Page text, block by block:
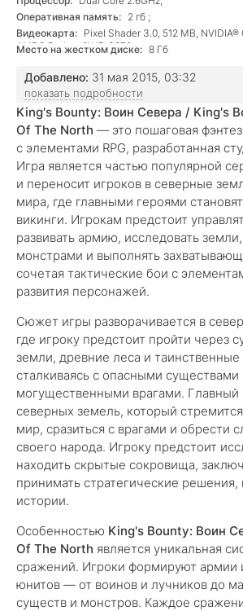
Оперативная память: 2 гб ;
Видеокарта: Pixel Shader 3.0, 512 MB,
AMD® Radeon™ HD 3870 ;
Место на жестком диске: 8 Гб
Добавлено: 31 мая 2015, 03:32
показать подробности
King's Bounty: Воин Севера / King's
Of The North — это пошаговая
с элементами RPG, разработанная
Игра является частью популярной
и переносит игроков в северные
мира, где главными героями
викинги. Игрокам предстоит
развивать армию, исследовать
монстрами и выполнять
сочетая тактические бои с
развития персонажей.
Сюжет игры разворачивается в
где игроку предстоит пройти через
земли, древние леса и
сталкиваясь с опасными существами
могущественными врагами.
северных земель, который
мир, сразиться с врагами и обрести
своего народа. Игроку предстоит
находить скрытые сокровища,
принимать стратегические
истории.
Особенностью King's Bounty: Воин
Of The North является уникальная
сражений. Игроки формируют армии
юнитов — от воинов и лучников до
существ и монстров. Каждое